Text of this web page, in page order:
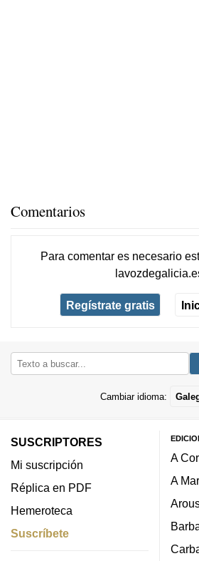
Comentarios
Para comentar es necesario
Regístrate gratis
Cambiar idioma:
SUSCRIPTORES
Mi suscripción
Réplica en PDF
Hemeroteca
Suscríbete
A
A